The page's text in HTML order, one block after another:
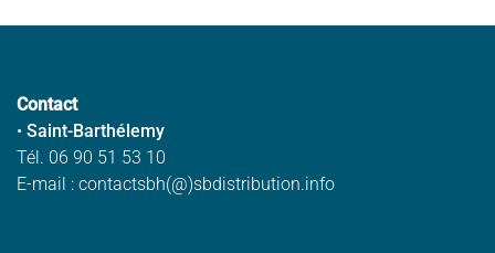
Contact
• Saint-Barthélemy
Tél. 06 90 51 53 10
E-mail : contactsbh(@)sbdistribution.info